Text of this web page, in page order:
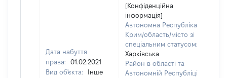
Дата набуття
права:
01.02.2021
Вид об'єкта:
Інше
[Конфіденційна
інформація]
Автономна Республіка
Крим/область/місто зі
спеціальним статусом:
Харківська
Район в області та
Автономній Республіці